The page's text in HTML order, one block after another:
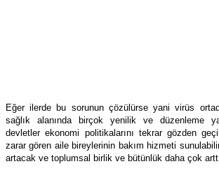
Eğer ilerde bu sorunun çözülürse yani virüs
sağlık alanında birçok yenilik ve düzenleme
devletler ekonomi politikalarını tekrar gözden
zarar gören aile bireylerinin bakım hizmeti
artacak ve toplumsal birlik ve bütünlük daha çok